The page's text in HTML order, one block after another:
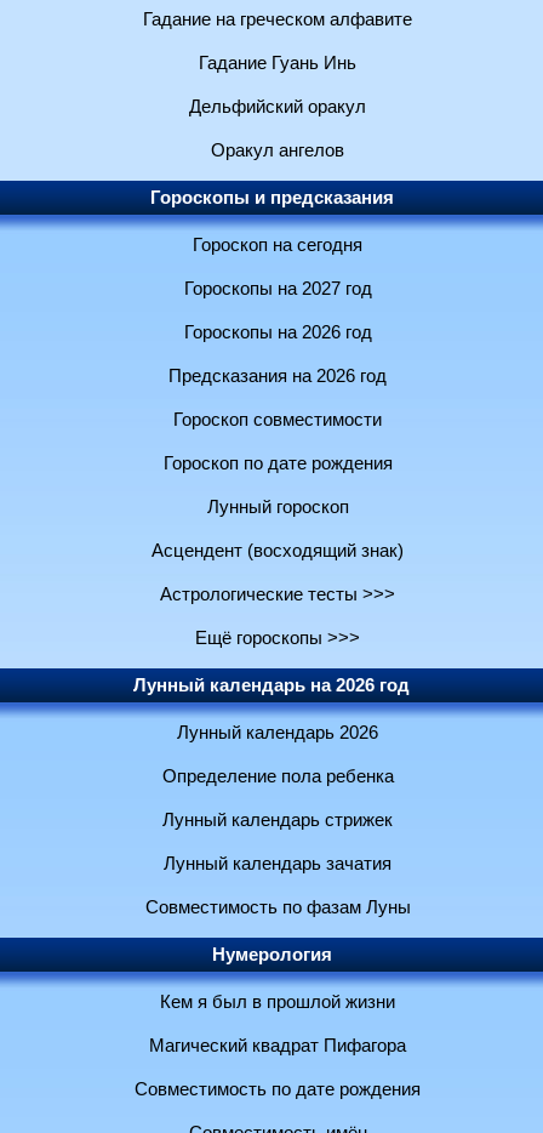
Гадание на греческом алфавите
Гадание Гуань Инь
Дельфийский оракул
Оракул ангелов
Гороскопы и предсказания
Гороскоп на сегодня
Гороскопы на 2027 год
Гороскопы на 2026 год
Предсказания на 2026 год
Гороскоп совместимости
Гороскоп по дате рождения
Лунный гороскоп
Асцендент (восходящий знак)
Астрологические тесты >>>
Ещё гороскопы >>>
Лунный календарь на 2026 год
Лунный календарь 2026
Определение пола ребенка
Лунный календарь стрижек
Лунный календарь зачатия
Совместимость по фазам Луны
Нумерология
Кем я был в прошлой жизни
Магический квадрат Пифагора
Совместимость по дате рождения